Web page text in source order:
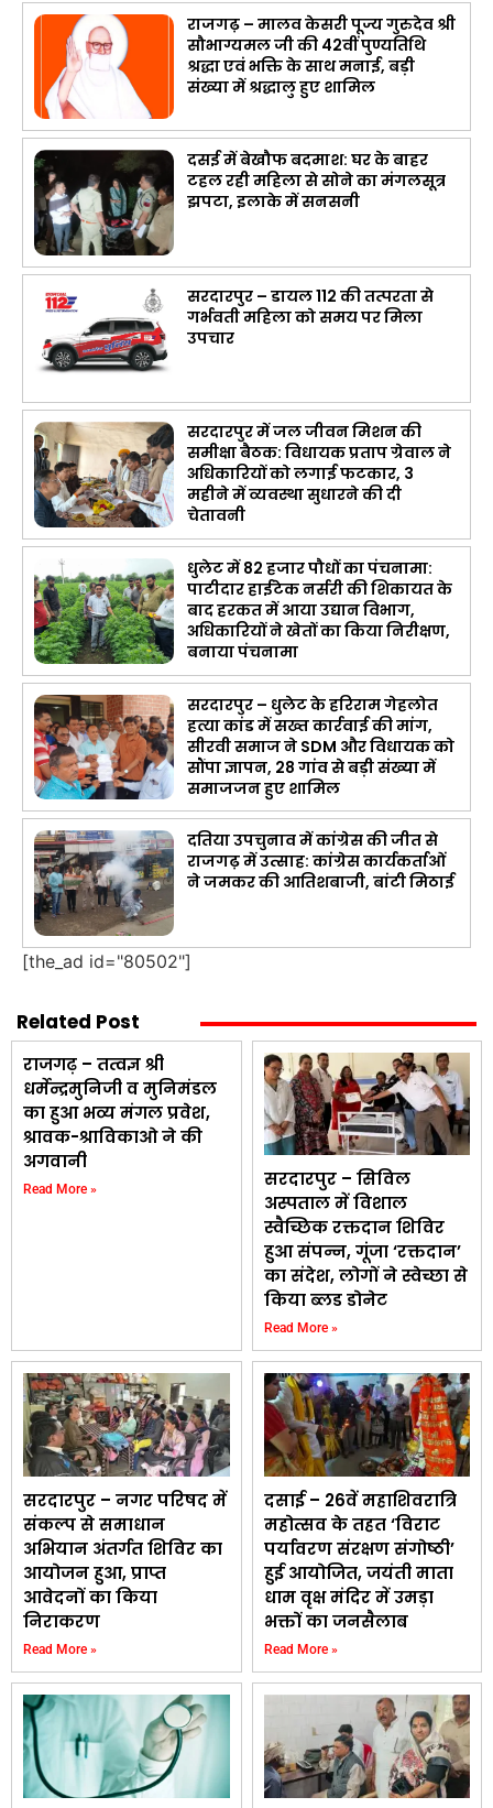
राजगढ़ – मालव केसरी पूज्य गुरुदेव श्री
सौभाग्यमल जी की 42वीं पुण्यतिथि
श्रद्धा एवं भक्ति के साथ मनाई, बड़ी
संख्या में श्रद्धालु हुए शामिल
दसई में बेखौफ बदमाश: घर के बाहर
टहल रही महिला से सोने का मंगलसूत्र
झपटा, इलाके में सनसनी
सरदारपुर – डायल 112 की तत्परता से
गर्भवती महिला को समय पर मिला
उपचार
सरदारपुर में जल जीवन मिशन की
समीक्षा बैठक: विधायक प्रताप ग्रेवाल ने
अधिकारियों को लगाई फटकार, 3
महीने में व्यवस्था सुधारने की दी
चेतावनी
धुलेट में 82 हजार पौधों का पंचनामा:
पाटीदार हाईटेक नर्सरी की शिकायत के
बाद हरकत में आया उद्यान विभाग,
अधिकारियों ने खेतों का किया निरीक्षण,
बनाया पंचनामा
सरदारपुर – धुलेट के हरिराम गेहलोत
हत्या कांड में सख्त कार्रवाई की मांग,
सीरवी समाज ने SDM और विधायक को
सौंपा ज्ञापन, 28 गांव से बड़ी संख्या में
समाजजन हुए शामिल
दतिया उपचुनाव में कांग्रेस की जीत से
राजगढ़ में उत्साह: कांग्रेस कार्यकर्ताओं
ने जमकर की आतिशबाजी, बांटी मिठाई
[the_ad id="80502"]
Related Post
राजगढ़ – तत्वज्ञ श्री
धर्मेन्द्रमुनिजी व मुनिमंडल
का हुआ भव्य मंगल प्रवेश,
श्रावक-श्राविकाओ ने की
अगवानी
Read More »
सरदारपुर – सिविल
अस्पताल में विशाल
स्वैच्छिक रक्तदान शिविर
हुआ संपन्न, गूंजा ‘रक्तदान’
का संदेश, लोगों ने स्वेच्छा से
किया ब्लड डोनेट
Read More »
सरदारपुर – नगर परिषद में
संकल्प से समाधान
अभियान अंतर्गत शिविर का
आयोजन हुआ, प्राप्त
आवेदनों का किया
निराकरण
Read More »
दसाई – 26वें महाशिवरात्रि
महोत्सव के तहत ‘विराट
पर्यावरण संरक्षण संगोष्ठी’
हुई आयोजित, जयंती माता
धाम वृक्ष मंदिर में उमड़ा
भक्तों का जनसैलाब
Read More »